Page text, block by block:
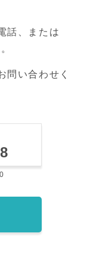
話、または
問い合わせく